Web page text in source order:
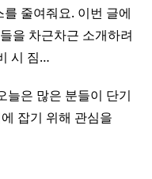
줄여줘요. 이번 글에
을 차근차근 소개하려
시 짐…
늘은 많은 분들이 단기
잡기 위해 관심을